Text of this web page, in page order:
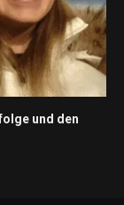
und den